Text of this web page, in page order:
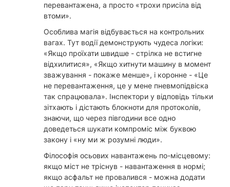
перевантажена, а просто «трохи присіла від
втоми».
Особлива магія відбувається на контрольних
вагах. Тут водії демонструють чудеса логіки:
«Якщо проїхати швидше - стрілка не встигне
відхилитися», «Якщо хитнути машину в момент
зважування - покаже менше», і коронне - «Це
не перевантаження, це у мене пневмопідвіска
так спрацювала». Інспектори у відповідь тільки
зітхають і дістають блокноти для протоколів,
знаючи, що через півгодини все одно
доведеться шукати компроміс між буквою
закону і «ну ми ж розумні люди».
Філософія осьових навантажень по-місцевому:
якщо міст не тріснув - навантаження в нормі;
якщо асфальт не провалився - можна додати